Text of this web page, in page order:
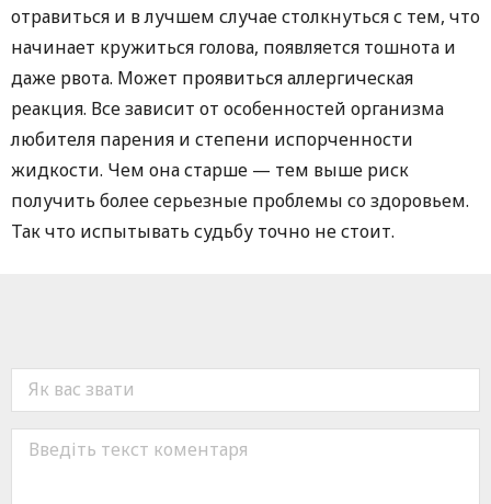
отравиться и в лучшем случае столкнуться с тем, что
начинает кружиться голова, появляется тошнота и
даже рвота. Может проявиться аллергическая
реакция. Все зависит от особенностей организма
любителя парения и степени испорченности
жидкости. Чем она старше — тем выше риск
получить более серьезные проблемы со здоровьем.
Так что испытывать судьбу точно не стоит.